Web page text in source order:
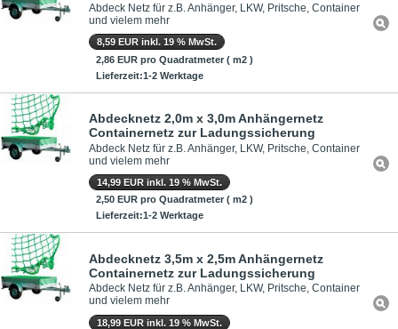
Abdeck Netz für z.B. Anhänger, LKW, Pritsche, Container
und vielem mehr
8,59 EUR inkl. 19 % MwSt.
2,86 EUR pro Quadratmeter ( m2 )
Lieferzeit:1-2 Werktage
Abdecknetz 2,0m x 3,0m Anhängernetz
Containernetz zur Ladungssicherung
Abdeck Netz für z.B. Anhänger, LKW, Pritsche, Container
und vielem mehr
14,99 EUR inkl. 19 % MwSt.
2,50 EUR pro Quadratmeter ( m2 )
Lieferzeit:1-2 Werktage
Abdecknetz 3,5m x 2,5m Anhängernetz
Containernetz zur Ladungssicherung
Abdeck Netz für z.B. Anhänger, LKW, Pritsche, Container
und vielem mehr
18,99 EUR inkl. 19 % MwSt.